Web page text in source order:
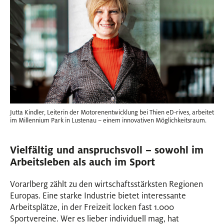
Jutta Kindler, Leiterin der Motorenentwicklung bei Thien eD-rives, arbeitet
im Millennium Park in Lustenau – einem innovativen Möglichkeitsraum.
Vielfältig und anspruchsvoll – sowohl im
Arbeitsleben als auch im Sport
Vorarlberg zählt zu den wirtschaftsstärksten Regionen
Europas. Eine starke Industrie bietet interessante
Arbeitsplätze, in der Freizeit locken fast 1.000
Sportvereine. Wer es lieber individuell mag, hat